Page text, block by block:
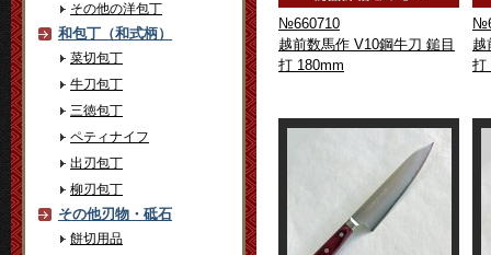
№660710
越前数馬作 V10鋼牛刀 鎚目
打 180mm
越
打
その他の洋包丁
和包丁（和式柄）
菜切包丁
牛刀包丁
三徳包丁
ペティナイフ
出刃包丁
柳刃包丁
その他刃物・砥石
餅切用品